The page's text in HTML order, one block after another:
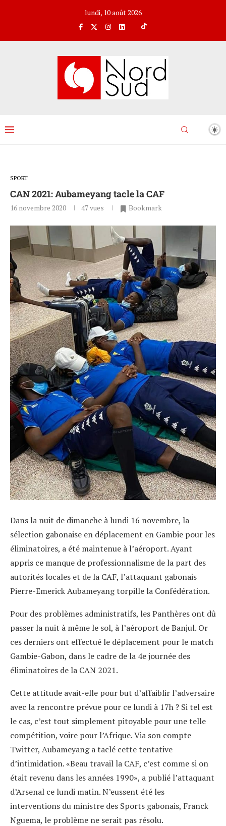
lundi, 10 août 2026
SPORT
CAN 2021: Aubameyang tacle la CAF
16 novembre 2020 47vues Bookmark
Dans la nuit de dimanche à lundi 16 novembre, la
sélection gabonaise en déplacement en Gambie pour les
éliminatoires, a été maintenue à l’aéroport. Ayant
appris ce manque de professionnalisme de la part des
autorités locales et de la CAF, l’attaquant gabonais
Pierre-Emerick Aubameyang torpille la Confédération.
Pour des problèmes administratifs, les Panthères ont dû
passer la nuit à même le sol, à l’aéroport de Banjul. Or
ces derniers ont effectué le déplacement pour le match
Gambie-Gabon, dans le cadre de la 4e journée des
éliminatoires de la CAN 2021.
Cette attitude avait-elle pour but d’affaiblir l’adversaire
avec la rencontre prévue pour ce lundi à 17h ? Si tel est
le cas, c’est tout simplement pitoyable pour une telle
compétition, voire pour l’Afrique. Via son compte
Twitter, Aubameyang a taclé cette tentative
d’intimidation. «Beau travail la CAF, c’est comme si on
était revenu dans les années 1990», a publié l’attaquant
d’Arsenal ce lundi matin. N’eussent été les
interventions du ministre des Sports gabonais, Franck
Nguema, le problème ne serait pas résolu.